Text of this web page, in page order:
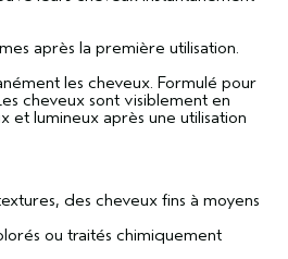
après la première utilisation.
les cheveux. Formulé pour
cheveux sont visiblement en
et lumineux après une utilisation
des cheveux fins à moyens
ou traités chimiquement